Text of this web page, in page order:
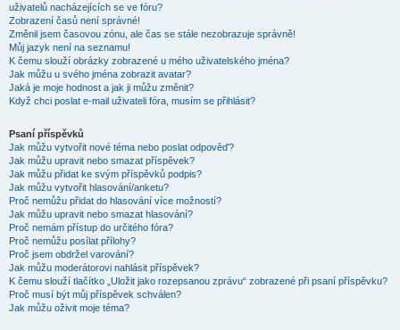
uživatelů nacházejících se ve fóru?
Zobrazení časů není správné!
Změnil jsem časovou zónu, ale čas se stále nezobrazuje správně!
Můj jazyk není na seznamu!
K čemu slouží obrázky zobrazené u mého uživatelského jména?
Jak můžu u svého jména zobrazit avatar?
Jaká je moje hodnost a jak ji můžu změnit?
Když chci poslat e-mail uživateli fóra, musím se přihlásit?
Psaní příspěvků
Jak můžu vytvořit nové téma nebo poslat odpověď?
Jak můžu upravit nebo smazat příspěvek?
Jak můžu přidat ke svým příspěvků podpis?
Jak můžu vytvořit hlasování/anketu?
Proč nemůžu přidat do hlasování více možností?
Jak můžu upravit nebo smazat hlasování?
Proč nemám přístup do určitého fóra?
Proč nemůžu posílat přílohy?
Proč jsem obdržel varování?
Jak můžu moderátorovi nahlásit příspěvek?
K čemu slouží tlačítko „Uložit jako rozepsanou zprávu“ zobrazené při psaní příspěvku?
Proč musí být můj příspěvek schválen?
Jak můžu oživit moje téma?